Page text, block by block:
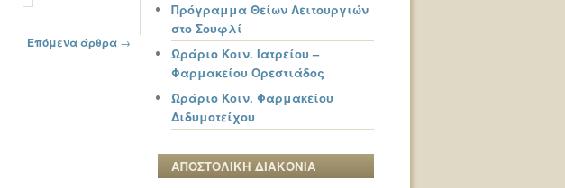
Επόμενα άρθρα →
Πρόγραμμα Θείων Λειτουργιών
στο Σουφλί
Ωράριο Κοιν. Ιατρείου –
Φαρμακείου Ορεστιάδος
Ωράριο Κοιν. Φαρμακείου
Διδυμοτείχου
ΑΠΟΣΤΟΛΙΚΗ ΔΙΑΚΟΝΙΑ